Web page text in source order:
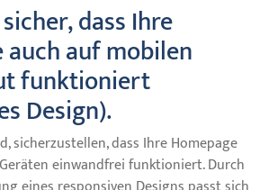
dass Ihre
auch auf mobilen
funktioniert
Design).
sicherzustellen, dass Ihre Homepage
einwandfrei funktioniert. Durch